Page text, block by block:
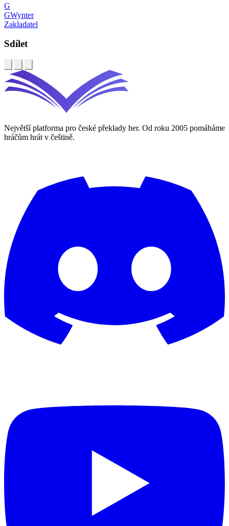
G
GWynter
Zakladatel
Sdílet
Největší platforma pro české překlady her. Od roku 2005 pomáháme
hráčům hrát v češtině.